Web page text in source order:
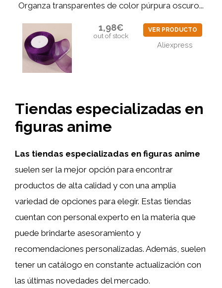
Organza transparentes de color púrpura oscuro...
1,98€
out of stock
VER PRODUCTO
Aliexpress
Tiendas especializadas en
figuras anime
Las tiendas especializadas en figuras anime
suelen ser la mejor opción para encontrar
productos de alta calidad y con una amplia
variedad de opciones para elegir. Estas tiendas
cuentan con personal experto en la materia que
puede brindarte asesoramiento y
recomendaciones personalizadas. Además, suelen
tener un catálogo en constante actualización con
las últimas novedades del mercado.